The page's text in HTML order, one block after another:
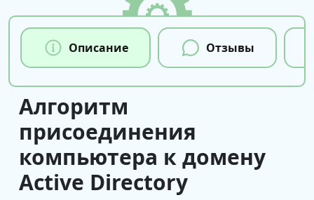
Описание Отзывы
Алгоритм
присоединения
компьютера к домену
Active Directory